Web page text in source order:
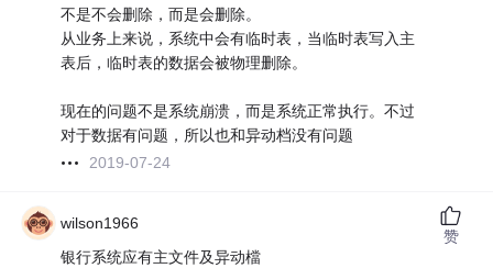
不是不会删除，而是会删除。
从业务上来说，系统中会有临时表，当临时表写入主
表后，临时表的数据会被物理删除。
现在的问题不是系统崩溃，而是系统正常执行。不过
对于数据有问题，所以也和异动档没有问题
2019-07-24
wilson1966
银行系统应有主文件及异动檔
赞